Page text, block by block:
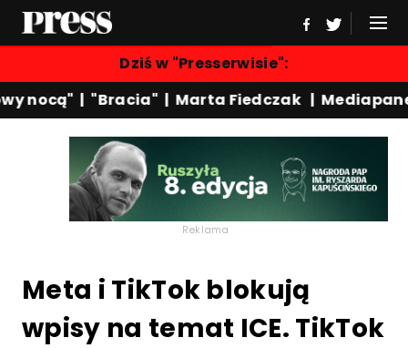
Dziś w "Presserwisie":
nocą"|"Bracia"| Marta Fiedczak|Mediapanel
Reklama
Meta i TikTok blokują
wpisy na temat ICE. TikTok